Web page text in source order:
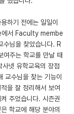
하기 전에는 일일이
에서 Faculty membe
수님을 찾았습니다. R
주는 학교를 만날 때
넷 유학교육의 장점
교수님을 찾는 기능이
을 잘 정리해서 보여
주었습니다. 시즌권
학교에 해당 분야의